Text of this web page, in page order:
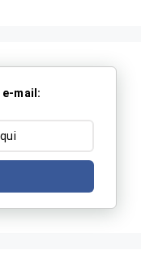
e-mail: